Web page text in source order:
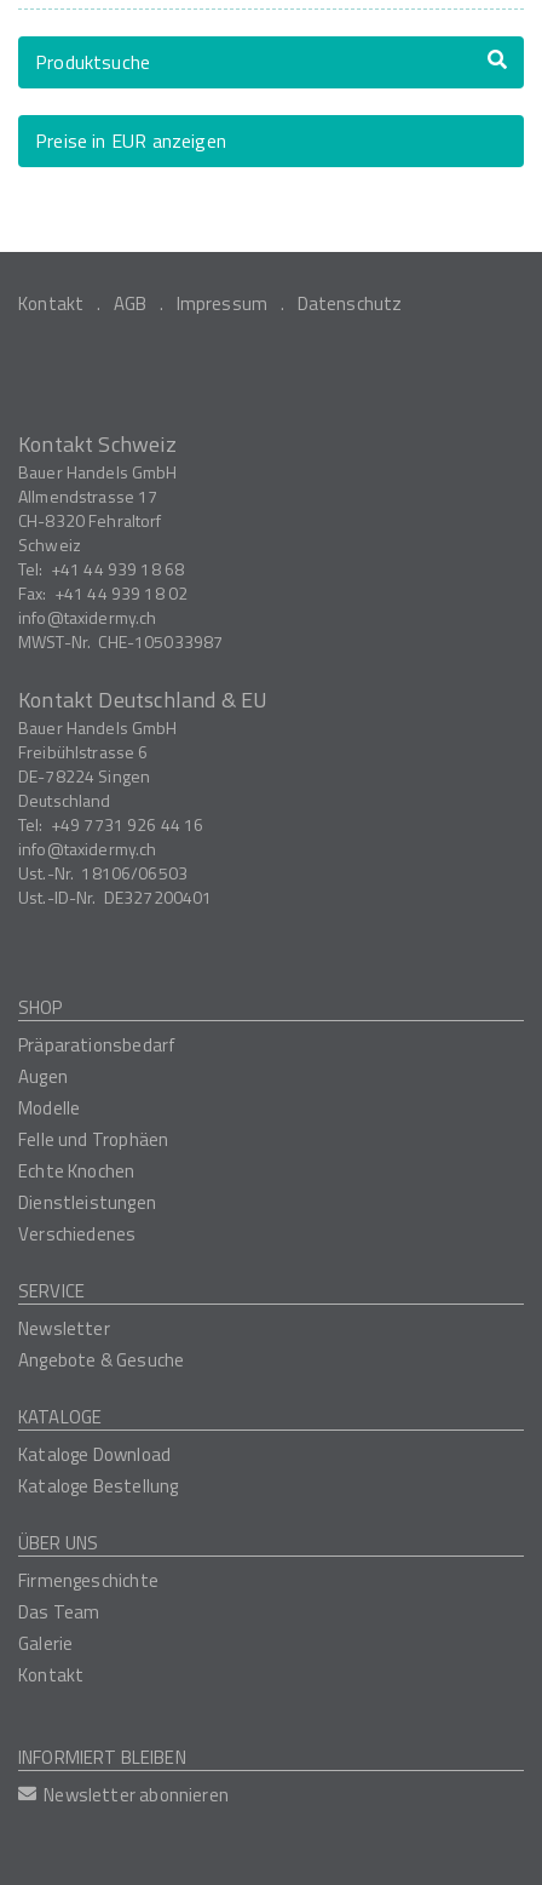
Produktsuche
Preise in EUR anzeigen
Kontakt AGB Impressum Datenschutz
Kontakt Schweiz
Bauer Handels GmbH
Allmendstrasse 17
CH-8320Fehraltorf
Schweiz
Tel: +41 44 939 18 68
Fax: +41 44 939 18 02
info
taxidermy.ch
MWST-Nr. CHE-105033987
Kontakt Deutschland & EU
Bauer Handels GmbH
Freibühlstrasse 6
DE-78224 Singen
Deutschland
Tel: +49 7731 926 44 16
info
taxidermy.ch
Ust.-Nr. 18106/06503
Ust.-ID-Nr. DE327200401
SHOP
Präparationsbedarf
Augen
Modelle
Felle und Trophäen
Echte Knochen
Dienstleistungen
Verschiedenes
SERVICE
Newsletter
Angebote & Gesuche
KATALOGE
Kataloge Download
Kataloge Bestellung
ÜBER UNS
Firmengeschichte
Das Team
Galerie
Kontakt
INFORMIERT BLEIBEN
Newsletter abonnieren